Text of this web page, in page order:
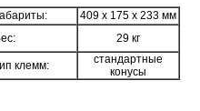
409 х 175 х 233 мм
29 кг
клемм:
стандартные
конусы